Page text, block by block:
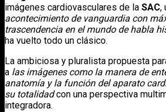
imágenes cardiovasculares de la SAC,
acontecimiento de vanguardia con
trascendencia en el mundo de habla
ha vuelto todo un clásico.
La ambiciosa y pluralista propuesta
a las imágenes como la manera de
anatomía y la función del aparato
su totalidadcon una perspectiva
integradora.